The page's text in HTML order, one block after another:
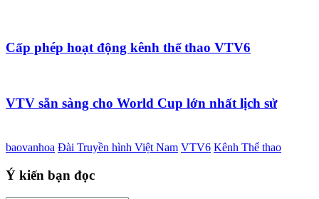
Cấp phép hoạt động kênh thể thao VTV6
VTV sẵn sàng cho World Cup lớn nhất lịch sử
baovanhoa Đài Truyền hình Việt Nam VTV6 Kênh Thể thao
Ý kiến bạn đọc